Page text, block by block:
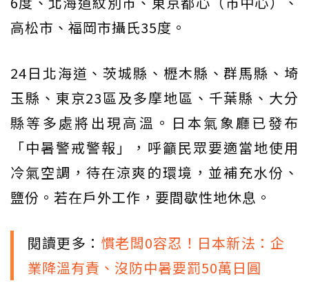
高松市、福岡市攝氏35度。
24日北海道、茨城縣、櫪木縣、群馬縣、埼
玉縣、東京23區及多摩地區、千葉縣、大分
縣等多處將出現高溫。日本氣象廳已發布
「中暑警戒警報」，呼籲民眾要適當地使用
冷氣空調，待在涼爽的環境，並補充水份、
鹽份。若在戶外工作，要間歇性地休息。
閱讀更多： 慣老闆0容忍！日本新法：企
業降溫有責、沒防中暑要罰50萬日圓